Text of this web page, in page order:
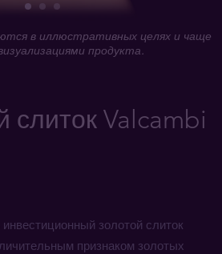
в иллюстративных целях и чаще
продукта.
слиток Valcambi
золотой слиток
признаком золотых